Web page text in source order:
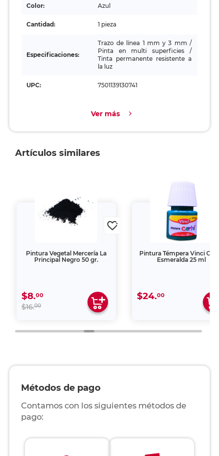
Color: Azul
Cantidad: 1 pieza
Especificaciones:
Trazo de línea 1 mm y 3 mm /
Pinta en multi superficies /
Tinta permanente resistente a
la luz
UPC: 7501139130741
Ver más
Artículos similares
Pintura Vegetal Mercería La
Principal Negro 50 gr.
$8.00
$16.00
Pintura Témpera Vinci
Esmeralda 25 ml
$24.00
Métodos de pago
Contamos con los siguientes métodos de
pago: